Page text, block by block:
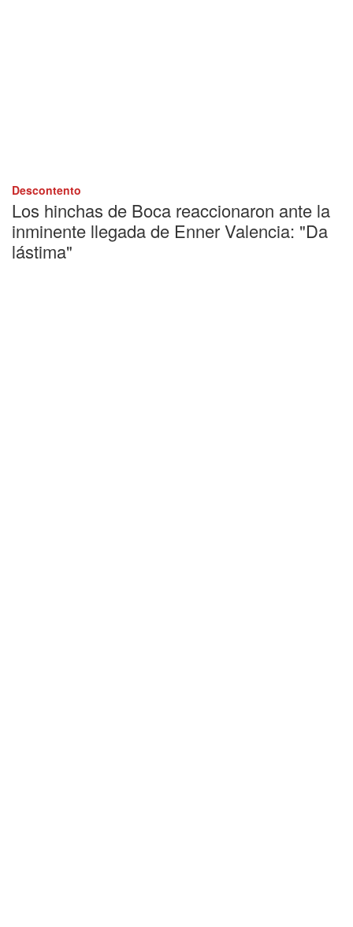
Descontento
Los hinchas de Boca reaccionaron ante la
inminente llegada de Enner Valencia: "Da
lástima"